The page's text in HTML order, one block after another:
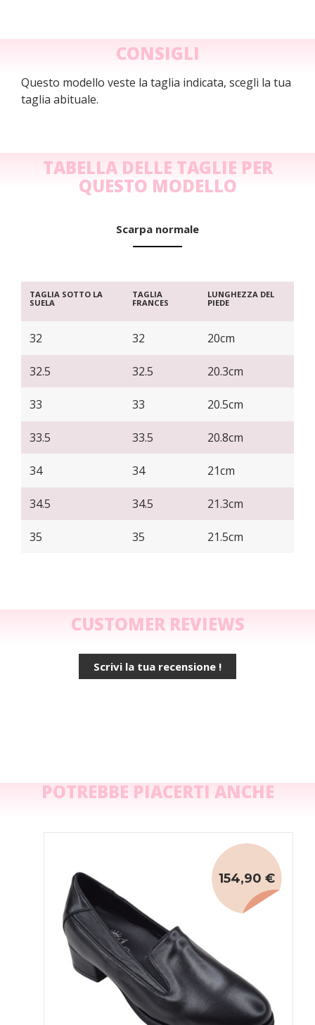
CONSIGLI
Questo modello veste la taglia indicata, scegli la tua
taglia abituale.
TABELLA DELLE TAGLIE PER
QUESTO MODELLO
Scarpa normale
TAGLIA SOTTO LA
SUELA
TAGLIA
FRANCES
LUNGHEZZA DEL
PIEDE
32 32 20cm
32.5 32.5 20.3cm
33 33 20.5cm
33.5 33.5 20.8cm
34 34 21cm
34.5 34.5 21.3cm
35 35 21.5cm
CUSTOMER REVIEWS
Scrivi la tua recensione !
POTREBBE PIACERTI ANCHE
154,90 €